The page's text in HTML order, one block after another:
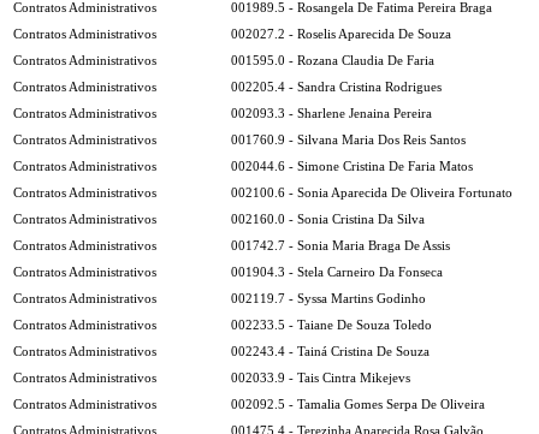
Contratos Administrativos
001989.5 - Rosangela De Fatima Pereira Braga
Contratos Administrativos
002027.2 - Roselis Aparecida De Souza
Contratos Administrativos
001595.0 - Rozana Claudia De Faria
Contratos Administrativos
002205.4 - Sandra Cristina Rodrigues
Contratos Administrativos
002093.3 - Sharlene Jenaina Pereira
Contratos Administrativos
001760.9 - Silvana Maria Dos Reis Santos
Contratos Administrativos
002044.6 - Simone Cristina De Faria Matos
Contratos Administrativos
002100.6 - Sonia Aparecida De Oliveira Fortunato
Contratos Administrativos
002160.0 - Sonia Cristina Da Silva
Contratos Administrativos
001742.7 - Sonia Maria Braga De Assis
Contratos Administrativos
001904.3 - Stela Carneiro Da Fonseca
Contratos Administrativos
002119.7 - Syssa Martins Godinho
Contratos Administrativos
002233.5 - Taiane De Souza Toledo
Contratos Administrativos
002243.4 - Tainá Cristina De Souza
Contratos Administrativos
002033.9 - Tais Cintra Mikejevs
Contratos Administrativos
002092.5 - Tamalia Gomes Serpa De Oliveira
Contratos Administrativos
001475.4 - Terezinha Aparecida Rosa Galvão